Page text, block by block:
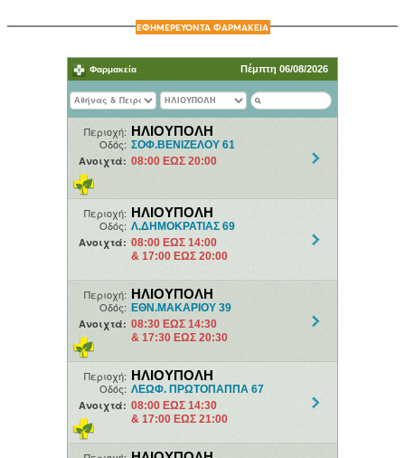
ΕΦΗΜΕΡΕΥΟΝΤΑ ΦΑΡΜΑΚΕΙΑ